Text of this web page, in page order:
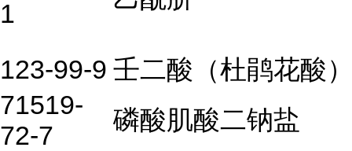
1
123-99-9 壬二酸（杜鹃花酸
71519-
72-7
磷酸肌酸二钠盐